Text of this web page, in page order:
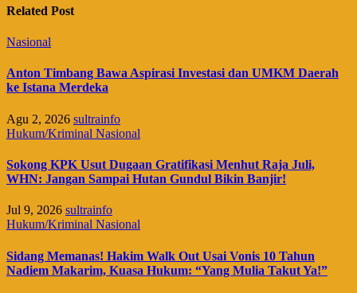
Related Post
Nasional
Anton Timbang Bawa Aspirasi Investasi dan UMKM Daerah
ke Istana Merdeka
Agu 2, 2026 sultrainfo
Hukum/Kriminal Nasional
Sokong KPK Usut Dugaan Gratifikasi Menhut Raja Juli,
WHN: Jangan Sampai Hutan Gundul Bikin Banjir!
Jul 9, 2026 sultrainfo
Hukum/Kriminal Nasional
Sidang Memanas! Hakim Walk Out Usai Vonis 10 Tahun
Nadiem Makarim, Kuasa Hukum: “Yang Mulia Takut Ya!”